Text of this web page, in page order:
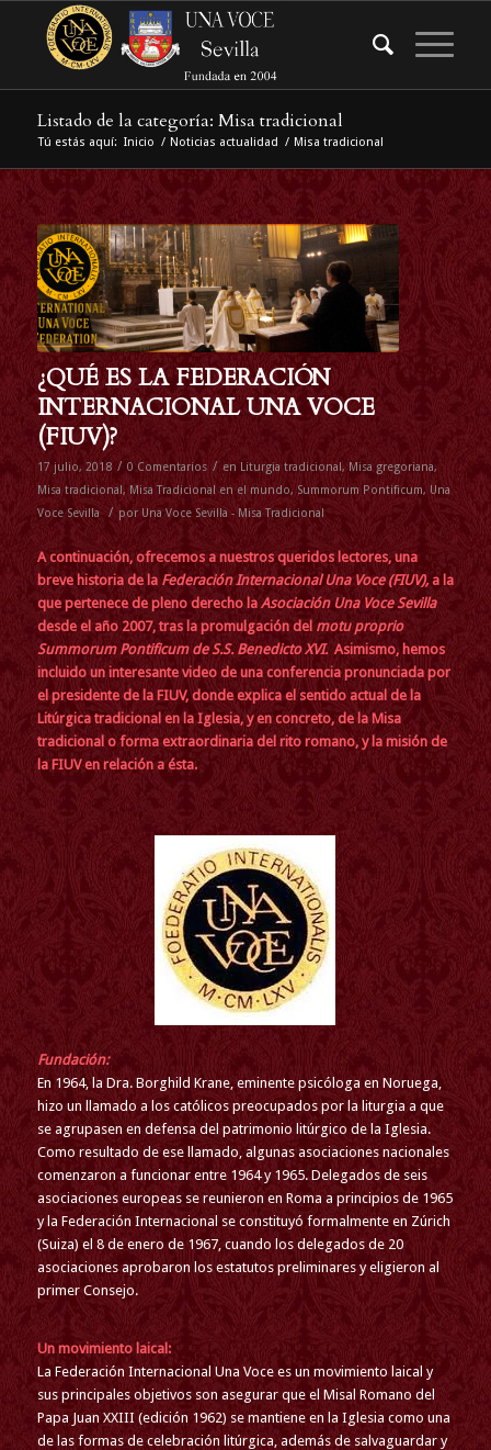
Listado de la categoría: Misa tradicional
Tú estás aquí: Inicio / Noticias actualidad / Misa tradicional
¿QUÉ ES LA FEDERACIÓN
INTERNACIONAL UNA VOCE
(FIUV)?
17 julio, 2018 / 0 Comentarios / en Liturgia tradicional, Misa gregoriana,
Misa tradicional , Misa Tradicional en el mundo, Summorum Pontificum, Una
Voce Sevilla
/ por Una Voce Sevilla - Misa Tradicional
A continuación, ofrecemos a nuestros queridos lectores, una
breve historia de laFederación Internacional Una Voce (FIUV),a la
que pertenece de pleno derecho la Asociación Una Voce Sevilla
desde el año 2007, tras la promulgación del motu proprio
Summorum Pontificum de S.S. Benedicto XVI. Asimismo, hemos
incluido un interesante video de una conferencia pronunciada por
el presidente de la FIUV, donde explica el sentido actual de la
Litúrgica tradicional en la Iglesia, y en concreto, de la Misa
tradicional o forma extraordinaria del rito romano, y la misión de
la FIUV en relación a ésta.
Fundación:
En 1964, la Dra. Borghild Krane, eminente psicóloga en Noruega,
hizo un llamado a los católicos preocupados por la liturgia a que
se agrupasen en defensa del patrimonio litúrgico de la Iglesia.
Como resultado de ese llamado, algunas asociaciones nacionales
comenzaron a funcionar entre 1964 y 1965. Delegados de seis
asociaciones europeas se reunieron en Roma a principios de 1965
y la Federación Internacional se constituyó formalmente en Zúrich
(Suiza) el 8 de enero de 1967, cuando los delegados de 20
asociaciones aprobaron los estatutos preliminares y eligieron al
primer Consejo.
Un movimiento laical:
La Federación Internacional Una Vocees un movimiento laical y
sus principales objetivos son asegurar que el Misal Romano del
Papa Juan XXIII (edición 1962) se mantiene en la Iglesia como una
de las formas de celebración litúrgica, además de salvaguardar y